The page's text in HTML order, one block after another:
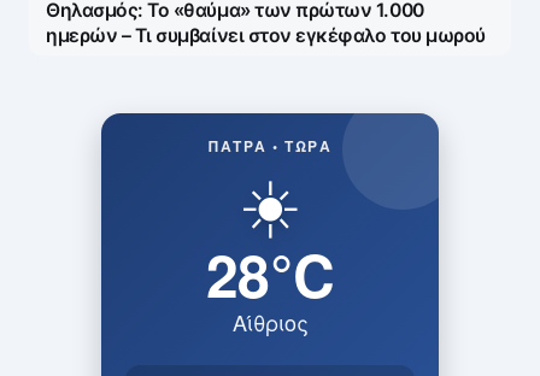
Θηλασμός: Το «θαύμα» των πρώτων 1.000
ημερών – Τι συμβαίνει στον εγκέφαλο του μωρού
ΠΆΤΡΑ • ΤΏΡΑ
☀️
28°C
Αίθριος